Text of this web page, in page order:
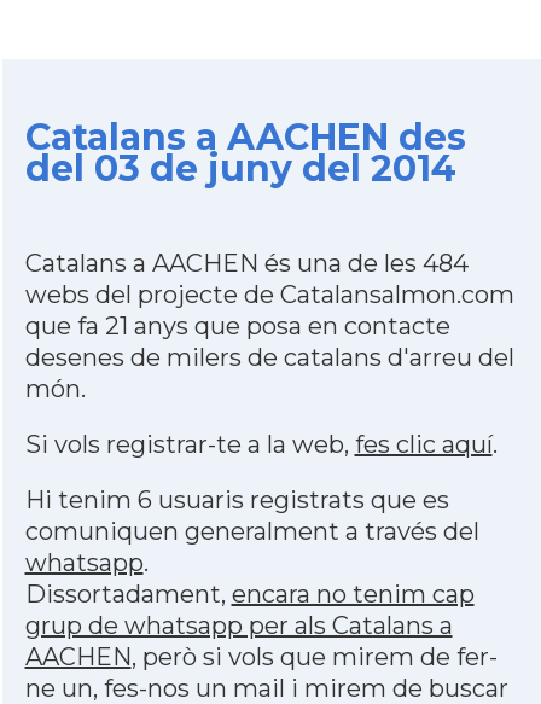
Catalans a AACHEN des
del 03 de juny del 2014
Catalans a AACHEN és una de les 484
webs del projecte de Catalansalmon.com
que fa 21 anys que posa en contacte
desenes de milers de catalans d'arreu del
món.
Si vols registrar-te a la web, fes clic aquí.
Hi tenim 6 usuaris registrats que es
comuniquen generalment a través del
whatsapp.
Dissortadament, encara no tenim cap
grup de whatsapp per als Catalans a
AACHEN, però si vols que mirem de fer-
ne un, fes-nos un mail i mirem de buscar